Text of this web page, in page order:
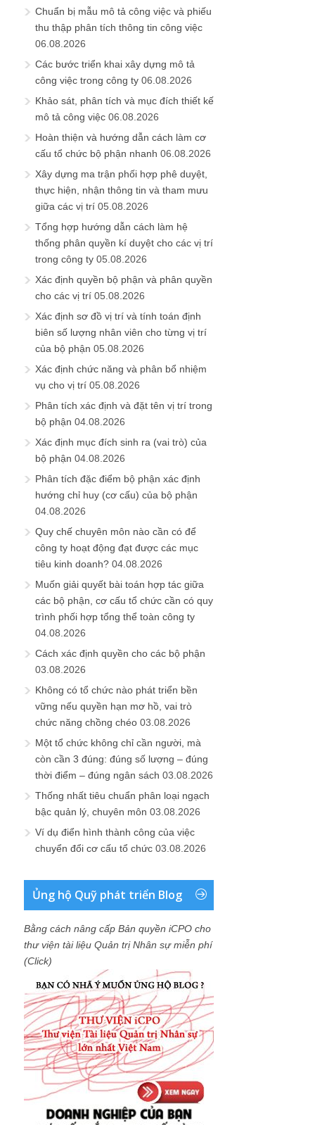
Chuẩn bị mẫu mô tả công việc và phiếu
thu thập phân tích thông tin công việc
06.08.2026
Các bước triển khai xây dựng mô tả
công việc trong công ty 06.08.2026
Khảo sát, phân tích và mục đích thiết kế
mô tả công việc 06.08.2026
Hoàn thiện và hướng dẫn cách làm cơ
cấu tổ chức bộ phận nhanh 06.08.2026
Xây dựng ma trận phối hợp phê duyệt,
thực hiện, nhận thông tin và tham mưu
giữa các vị trí 05.08.2026
Tổng hợp hướng dẫn cách làm hệ
thống phân quyền kí duyệt cho các vị trí
trong công ty 05.08.2026
Xác định quyền bộ phận và phân quyền
cho các vị trí 05.08.2026
Xác định sơ đồ vị trí và tính toán định
biên số lượng nhân viên cho từng vị trí
của bộ phận 05.08.2026
Xác định chức năng và phân bổ nhiệm
vụ cho vị trí 05.08.2026
Phân tích xác định và đặt tên vị trí trong
bộ phận 04.08.2026
Xác định mục đích sinh ra (vai trò) của
bộ phận 04.08.2026
Phân tích đặc điểm bộ phận xác định
hướng chỉ huy (cơ cấu) của bộ phận
04.08.2026
Quy chế chuyên môn nào cần có để
công ty hoạt động đạt được các mục
tiêu kinh doanh? 04.08.2026
Muốn giải quyết bài toán hợp tác giữa
các bộ phận, cơ cấu tổ chức cần có quy
trình phối hợp tổng thể toàn công ty
04.08.2026
Cách xác định quyền cho các bộ phận
03.08.2026
Không có tổ chức nào phát triển bền
vững nếu quyền hạn mơ hồ, vai trò
chức năng chồng chéo 03.08.2026
Một tổ chức không chỉ cần người, mà
còn cần 3 đúng: đúng số lượng – đúng
thời điểm – đúng ngân sách 03.08.2026
Thống nhất tiêu chuẩn phân loại ngạch
bậc quản lý, chuyên môn 03.08.2026
Ví dụ điển hình thành công của việc
chuyển đổi cơ cấu tổ chức 03.08.2026
Ủng hộ Quỹ phát triển Blog
Bằng cách nâng cấp Bản quyền iCPO cho
thư viện tài liệu Quản trị Nhân sự miễn phí
(Click)